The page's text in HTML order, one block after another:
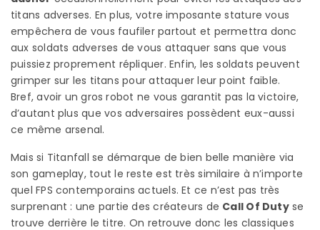
titans adverses. En plus, votre imposante stature vous
empêchera de vous faufiler partout et permettra donc
aux soldats adverses de vous attaquer sans que vous
puissiez proprement répliquer. Enfin, les soldats peuvent
grimper sur les titans pour attaquer leur point faible.
Bref, avoir un gros robot ne vous garantit pas la victoire,
d’autant plus que vos adversaires possèdent eux-aussi
ce même arsenal.
Mais si Titanfall se démarque de bien belle manière via
son gameplay, tout le reste est très similaire à n’importe
quel FPS contemporains actuels. Et ce n’est pas très
surprenant : une partie des créateurs de Call Of Dutyse
trouve derrière le titre. On retrouve donc les classiques